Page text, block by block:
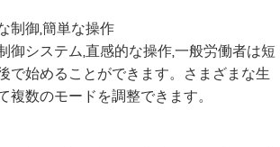
制御,簡単な操作
御システム,直感的な操作,一般労働者は短
で始めることができます。さまざまな生
複数のモードを調整できます。